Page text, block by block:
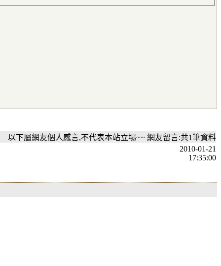
以下屬網友個人感言,不代表本站立場~~ 網友留言:共1筆資料
2010-01-21
17:35:00